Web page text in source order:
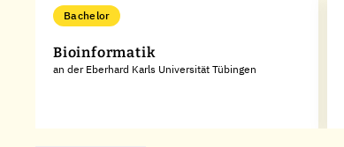
Bachelor
Bioinformatik
an der Eberhard Karls Universität Tübingen